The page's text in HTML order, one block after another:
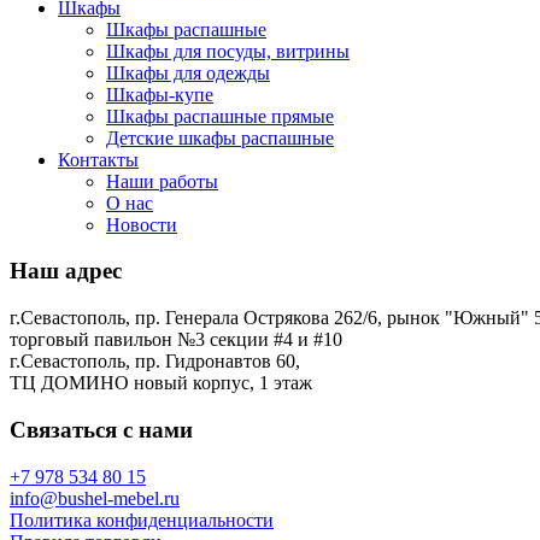
Шкафы
Шкафы распашные
Шкафы для посуды, витрины
Шкафы для одежды
Шкафы-купе
Шкафы распашные прямые
Детские шкафы распашные
Контакты
Наши работы
О нас
Новости
Наш адрес
г.Севастополь, пр. Генерала Острякова 262/6, рынок "Южный"
торговый павильон №3 секции #4 и #10
г.Севастополь, пр. Гидронавтов 60,
ТЦ ДОМИНО новый корпус, 1 этаж
Связаться с нами
+7 978 534 80 15
info@bushel-mebel.ru
Политика конфиденциальности